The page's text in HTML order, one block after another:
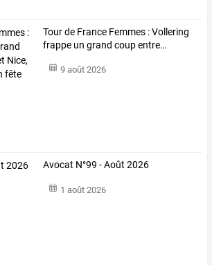
Tourde France Femmes :Vollering
frappe un grand coupentre…
9 août 2026
Avocat N°99 - Août 2026
1 août 2026